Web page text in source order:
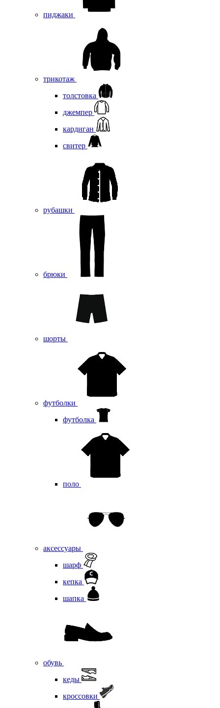
пиджаки
трикотаж
толстовка
джемпер
кардиган
свитер
рубашки
брюки
шорты
футболки
футболка
поло
аксессуары
шарф
кепка
шапка
обувь
кеды
кроссовки